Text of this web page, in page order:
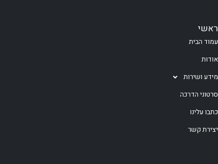
ראשי
עמוד הבית
אודות
מידע ושירות
סרטוני הדרכה
כתבו עלינו
יצירת קשר